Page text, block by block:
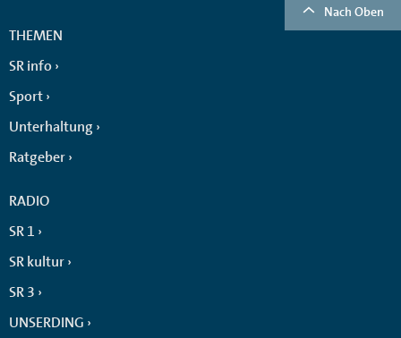
Nach Oben
THEMEN
SR info
Sport
Unterhaltung
Ratgeber
RADIO
SR 1
SR kultur
SR 3
UNSERDING